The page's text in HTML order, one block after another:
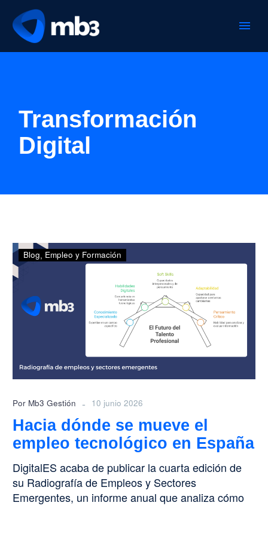
Transformación
Digital
dónde
mueve
el
empleo
tecnológico
en
España
Blog Empleo y Formación
Por Mb3 Gestión - 10 junio 2026
Hacia dónde se mueve el
empleo tecnológico en España
DigitalES acaba de publicar la cuarta edición de
su Radiografía de Empleos y Sectores
Emergentes, un informe anual que analiza cómo